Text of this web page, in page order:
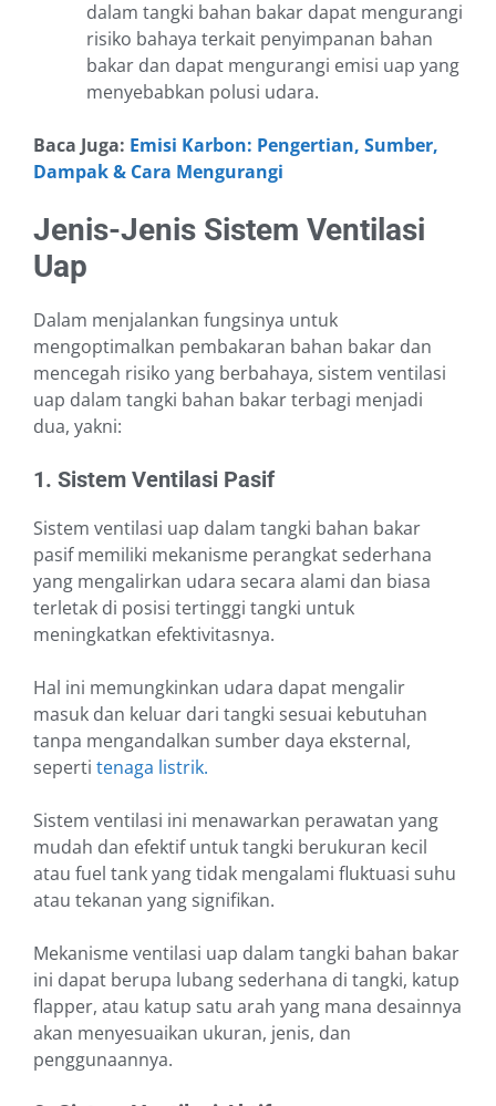
dalam tangki bahan bakar dapat mengurangi
risiko bahaya terkait penyimpanan bahan
bakar dan dapat mengurangi emisi uap yang
menyebabkan polusi udara.
Baca Juga: Emisi Karbon: Pengertian, Sumber,
Dampak & Cara Mengurangi
Jenis-Jenis Sistem Ventilasi
Uap
Dalam menjalankan fungsinya untuk
mengoptimalkan pembakaran bahan bakar dan
mencegah risiko yang berbahaya, sistem ventilasi
uap dalam tangki bahan bakar terbagi menjadi
dua, yakni:
1. Sistem Ventilasi Pasif
Sistem ventilasi uap dalam tangki bahan bakar
pasif memiliki mekanisme perangkat sederhana
yang mengalirkan udara secara alami dan biasa
terletak di posisi tertinggi tangki untuk
meningkatkan efektivitasnya.
Hal ini memungkinkan udara dapat mengalir
masuk dan keluar dari tangki sesuai kebutuhan
tanpa mengandalkan sumber daya eksternal,
seperti tenaga listrik.
Sistem ventilasi ini menawarkan perawatan yang
mudah dan efektif untuk tangki berukuran kecil
atau fuel tank yang tidak mengalami fluktuasi suhu
atau tekanan yang signifikan.
Mekanisme ventilasi uap dalam tangki bahan bakar
ini dapat berupa lubang sederhana di tangki, katup
flapper, atau katup satu arah yang mana desainnya
akan menyesuaikan ukuran, jenis, dan
penggunaannya.